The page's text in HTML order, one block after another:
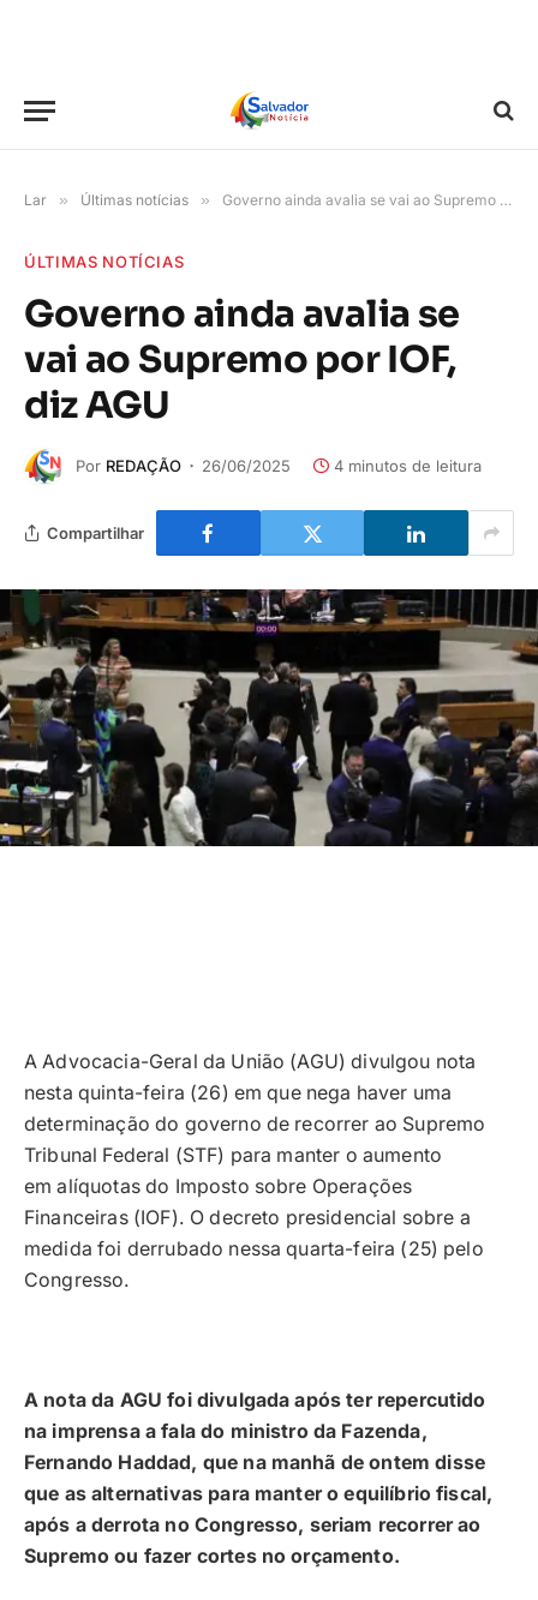
Lar » Últimas notícias » Governo ainda avalia se vai ao Supremo por IOF, diz AGU
ÚLTIMAS NOTÍCIAS
Governo ainda avalia se
vai ao Supremo por IOF,
diz AGU
Por REDAÇÃO 26/06/2025 4 minutos de leitura
Compartilhar
A Advocacia-Geral da União (AGU) divulgou nota
nesta quinta-feira (26) em que nega haver uma
determinação do governo de recorrer ao Supremo
Tribunal Federal (STF) para manter o aumento
em alíquotas do Imposto sobre Operações
Financeiras (IOF). O decreto presidencial sobre a
medida foi derrubado nessa quarta-feira (25) pelo
Congresso.
A nota da AGU foi divulgada após ter repercutido
na imprensa a fala do ministro da Fazenda,
Fernando Haddad, que na manhã de ontem disse
que as alternativas para manter o equilíbrio fiscal,
após a derrota no Congresso, seriam recorrer ao
Supremo ou fazer cortes no orçamento.